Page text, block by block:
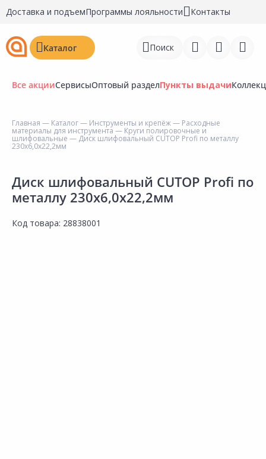
Доставка и подъемПрограммы лояльности Контакты
Каталог Поиск
Войти
Перейти к сравнению
Все акцииСервисыОптовый разделПункты выдачи
Главная — Каталог— Инструменты и крепёж— Расходные
материалы для инструмента — Круги полировочные и
шлифовальные — Диск шлифовальный CUTOP Profi по металлу
230х6,0х22,2мм
Диск шлифовальный CUTOP Profi по
металлу 230х6,0х22,2мм
Код товара: 28838001